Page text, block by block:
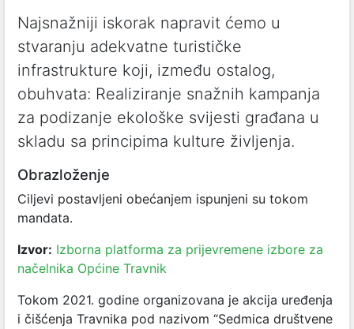
Najsnažniji iskorak napravit ćemo u
stvaranju adekvatne turističke
infrastrukture koji, između ostalog,
obuhvata: Realiziranje snažnih kampanja
za podizanje ekološke svijesti građana u
skladu sa principima kulture življenja.
Obrazloženje
Ciljevi postavljeni obećanjem ispunjeni su tokom
mandata.
Izvor: Izborna platforma za prijevremene izbore za
načelnika Općine Travnik
Tokom 2021. godine organizovana je akcija uređenja
i čišćenja Travnika pod nazivom “Sedmica društvene